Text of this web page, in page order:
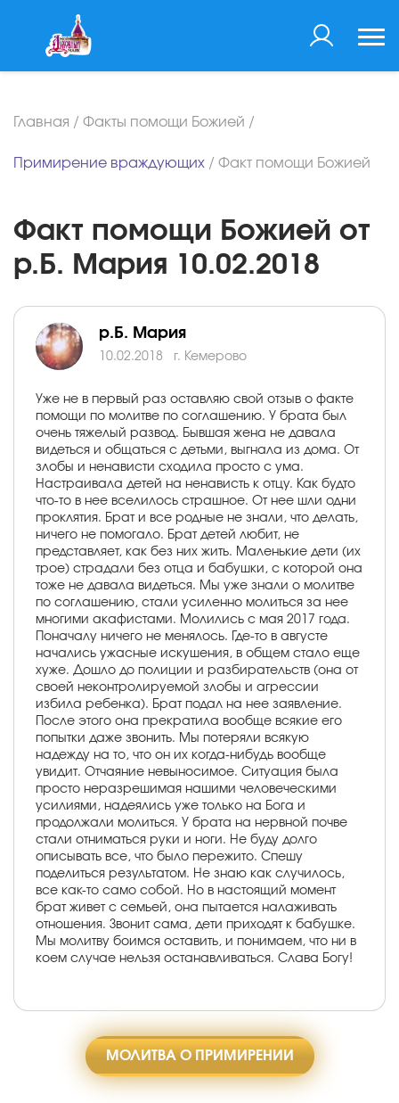
Главная / Факты помощи Божией /
Примирение враждующих / Факт помощи Божией
Факт помощи Божией от
р.Б. Мария 10.02.2018
р.Б. Мария
10.02.2018 г. Кемерово
Уже не в первый раз оставляю свой отзыв о факте
помощи по молитве по соглашению. У брата был
очень тяжелый развод. Бывшая жена не давала
видеться и общаться с детьми, выгнала из дома. От
злобы и ненависти сходила просто с ума.
Настраивала детей на ненависть к отцу. Как будто
что-то в нее вселилось страшное. От нее шли одни
проклятия. Брат и все родные не знали, что делать,
ничего не помогало. Брат детей любит, не
представляет, как без них жить. Маленькие дети (их
трое) страдали без отца и бабушки, с которой она
тоже не давала видеться. Мы уже знали о молитве
по соглашению, стали усиленно молиться за нее
многими акафистами. Молились с мая 2017 года.
Поначалу ничего не менялось. Где-то в августе
начались ужасные искушения, в общем стало еще
хуже. Дошло до полиции и разбирательств (она от
своей неконтролируемой злобы и агрессии
избила ребенка). Брат подал на нее заявление.
После этого она прекратила вообще всякие его
попытки даже звонить. Мы потеряли всякую
надежду на то, что он их когда-нибудь вообще
увидит. Отчаяние невыносимое. Ситуация была
просто неразрешимая нашими человеческими
усилиями, надеялись уже только на Бога и
продолжали молиться. У брата на нервной почве
стали отниматься руки и ноги. Не буду долго
описывать все, что было пережито. Спешу
поделиться результатом. Не знаю как случилось,
все как-то само собой. Но в настоящий момент
брат живет с семьей, она пытается налаживать
отношения. Звонит сама, дети приходят к бабушке.
Мы молитву боимся оставить, и понимаем, что ни в
коем случае нельзя останавливаться. Слава Богу!
МОЛИТВА О ПРИМИРЕНИИ